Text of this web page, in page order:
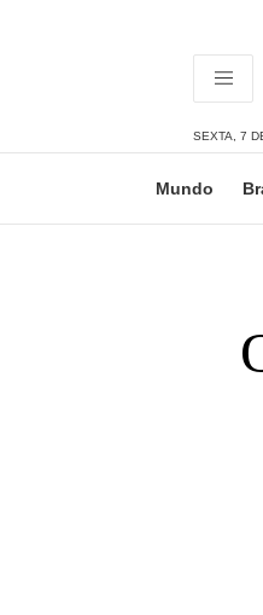
SEXTA, 7
Mundo